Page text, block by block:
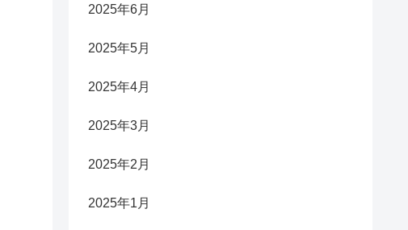
2025年6月
2025年5月
2025年4月
2025年3月
2025年2月
2025年1月